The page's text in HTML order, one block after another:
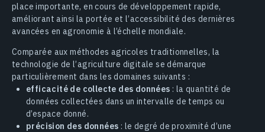
place importante, en cours de développement rapide,
améliorant ainsi la portée et l’accessibilité des dernières
avancées en agronomie à l’échelle mondiale.
Comparée aux méthodes agricoles traditionnelles, la
technologie de l’agriculture digitale se démarque
particulièrement dans les domaines suivants :
efficacité de collecte des données : la quantité de
données collectées dans un intervalle de temps ou
d’espace donné.
précision des données : le degré de proximité d’une